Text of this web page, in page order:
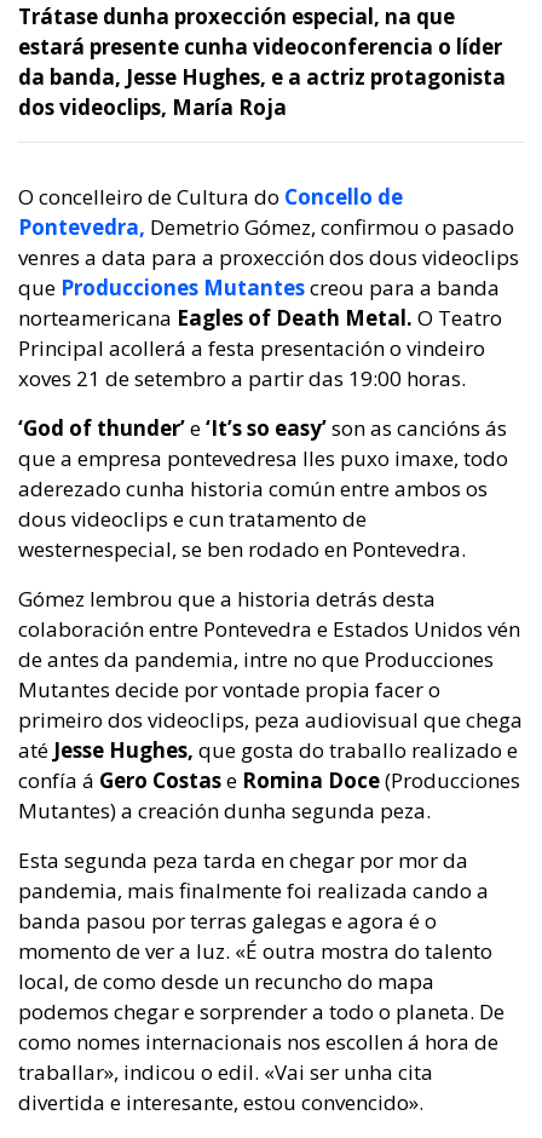
Trátase dunha proxección especial, na que
estará presente cunha videoconferencia o líder
da banda, Jesse Hughes, e a actriz protagonista
dos videoclips, María Roja
O concelleiro de Cultura do Concello de
Pontevedra, Demetrio Gómez, confirmou o pasado
venres a data para a proxección dos dous videoclips
que Producciones Mutantescreou para a banda
norteamericana Eagles of Death Metal. O Teatro
Principal acollerá a festa presentación o vindeiro
xoves 21 de setembro a partir das 19:00 horas.
‘God of thunder’e‘It’s so easy’son as cancións ás
que a empresa pontevedresa lles puxo imaxe, todo
aderezado cunha historia común entre ambos os
dous videoclips e cun tratamento de
westernespecial, se ben rodado en Pontevedra.
Gómez lembrou que a historia detrás desta
colaboración entre Pontevedra e Estados Unidos vén
de antes da pandemia, intre no que Producciones
Mutantes decide por vontade propia facer o
primeiro dos videoclips, peza audiovisual que chega
até Jesse Hughes, que gosta do traballo realizado e
confía á Gero Costase Romina Doce(Producciones
Mutantes) a creación dunha segunda peza.
Esta segunda peza tarda en chegar por mor da
pandemia, mais finalmente foi realizada cando a
banda pasou por terras galegas e agora é o
momento de ver a luz. «É outra mostra do talento
local, de como desde un recuncho do mapa
podemos chegar e sorprender a todo o planeta. De
como nomes internacionais nos escollen á hora de
traballar», indicou o edil. «Vai ser unha cita
divertida e interesante, estou convencido».